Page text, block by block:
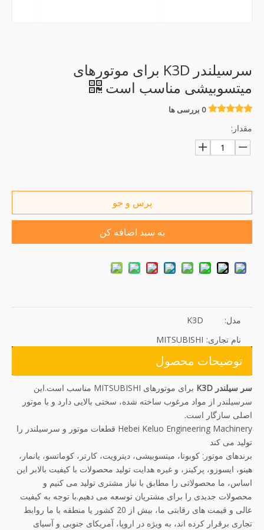
سرسیلندر K3D برای موتورهای
میتسوبیشی مناسب است
0 بررسی ها
مقدار:
پرس و جو
به سبد اضافه کن
مدل:
K3D
نام تجاری: MITSUBISHI
توضیحات محصول
سر سیلندر K3D
برای موتورهای MITSUBISHI مناسب است.این
سرسیلندر از مواد مرغوب ساخته شده، سختی بالایی دارد و با موتور
اصلی سازگار است.
Hebei Keluo Engineering Machinery قطعات موتور و سرسیلندر را
تولید می کند
برندهای موتور: کوبوتا، میتسوبیشی، دیترویت، کارتر، کوماتسو، یانمار،
هینو، ایسوزو، پرکینز، و غیره هدایت تولید محصولات با کیفیت بالابر این
اساس، ما محصولاتی را مطابق با نیاز مشتری تولید می کنیم و
محصولات جدیدی را برای مشتریان توسعه می دهیم.با توجه به کیفیت
عالی و قیمت های رقابتی ما، بیش از 20 کشور یا منطقه با ما روابط
تجاری برقرار کرده اند، به ویژه در اروپا، آمریکای جنوبی و آسیای